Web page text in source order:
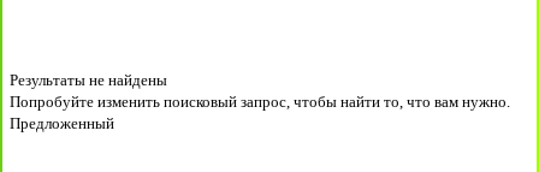
Результаты не найдены
Попробуйте изменить поисковый запрос, чтобы найти то, что вам нужно.
Предложенный